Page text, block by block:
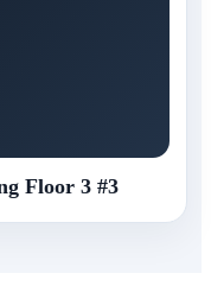
Floor 3 #3